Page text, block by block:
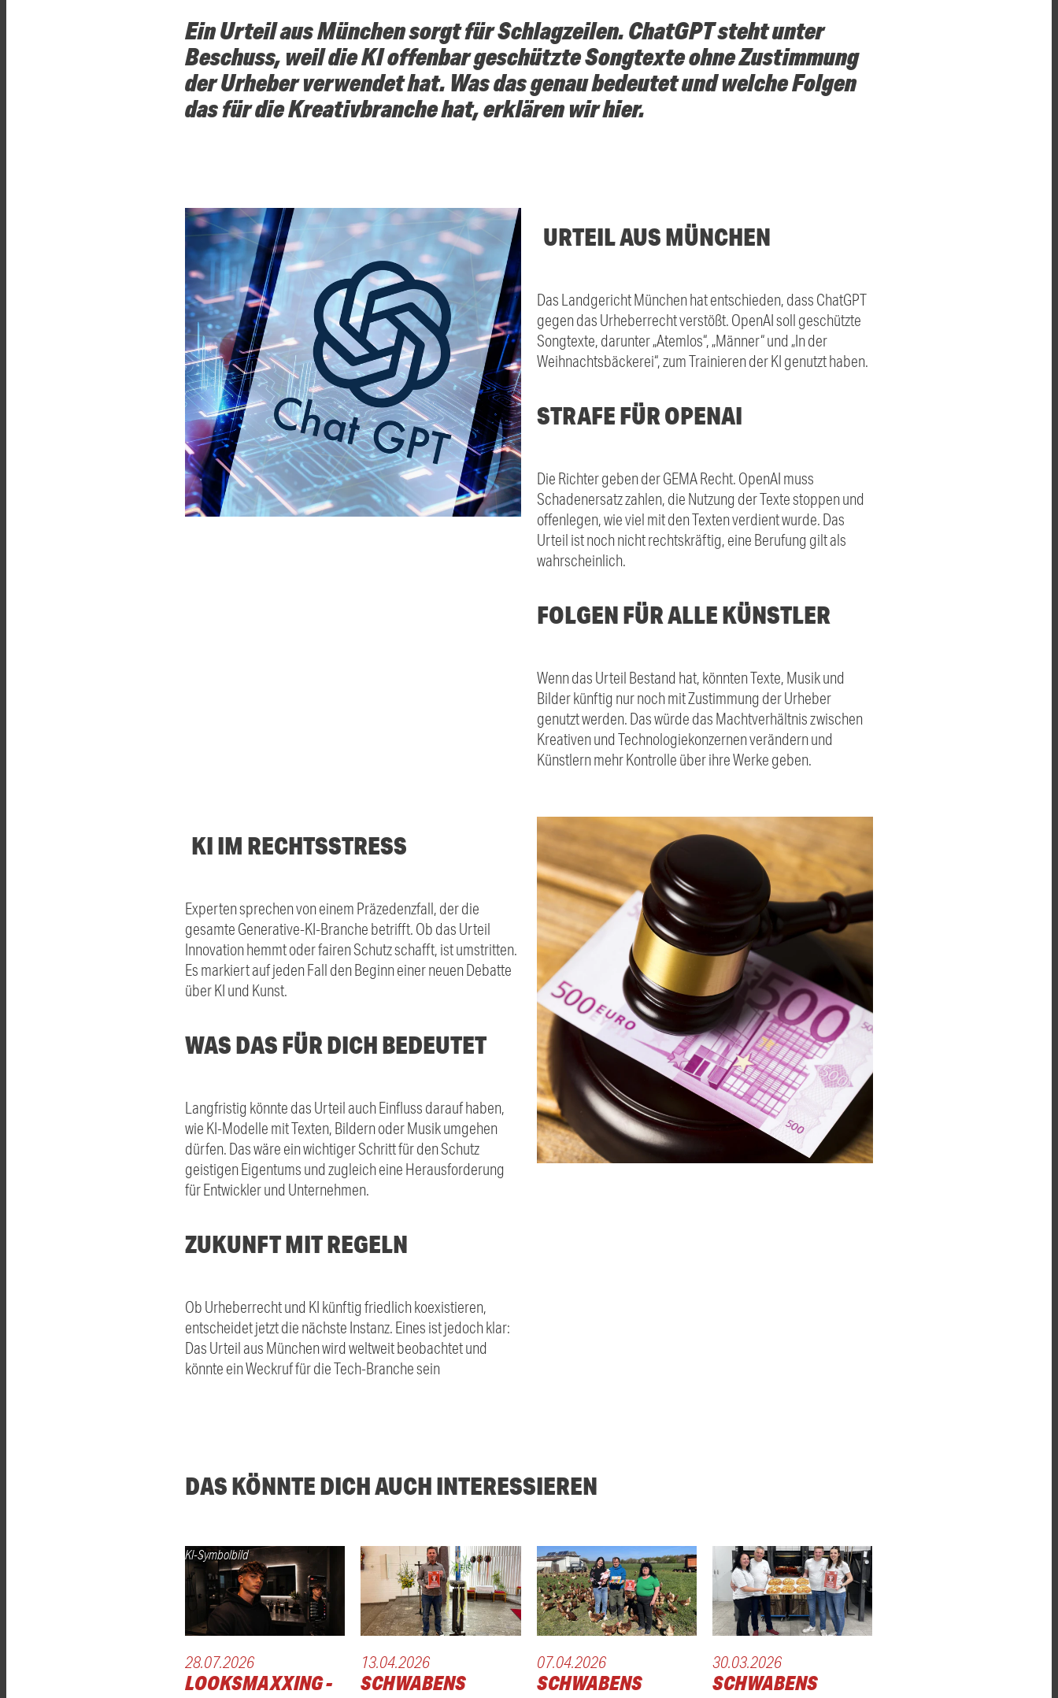
Ein Urteil aus München sorgt für Schlagzeilen. ChatGPT steht unter
Beschuss, weil die KI offenbar geschützte Songtexte ohne Zustimmung
der Urheber verwendet hat. Was das genau bedeutet und welche Folgen
das für die Kreativbranche hat, erklären wir hier.
URTEIL AUS MÜNCHEN
Das Landgericht München hat entschieden, dass ChatGPT
gegen das Urheberrecht verstößt. OpenAI soll geschützte
Songtexte, darunter „Atemlos“, „Männer“ und „In der
Weihnachtsbäckerei“, zum Trainieren der KI genutzt haben.
STRAFE FÜR OPENAI
Die Richter geben der GEMA Recht. OpenAI muss
Schadenersatz zahlen, die Nutzung der Texte stoppen und
offenlegen, wie viel mit den Texten verdient wurde. Das
Urteil ist noch nicht rechtskräftig, eine Berufung gilt als
wahrscheinlich.
FOLGEN FÜR ALLE KÜNSTLER
Wenn das Urteil Bestand hat, könnten Texte, Musik und
Bilder künftig nur noch mit Zustimmung der Urheber
genutzt werden. Das würde das Machtverhältnis zwischen
Kreativen und Technologiekonzernen verändern und
Künstlern mehr Kontrolle über ihre Werke geben.
KI IM RECHTSSTRESS
Experten sprechen von einem Präzedenzfall, der die
gesamte Generative-KI-Branche betrifft. Ob das Urteil
Innovation hemmt oder fairen Schutz schafft, ist umstritten.
Es markiert auf jeden Fall den Beginn einer neuen Debatte
über KI und Kunst.
WAS DAS FÜR DICH BEDEUTET
Langfristig könnte das Urteil auch Einfluss darauf haben,
wie KI-Modelle mit Texten, Bildern oder Musik umgehen
dürfen. Das wäre ein wichtiger Schritt für den Schutz
geistigen Eigentums und zugleich eine Herausforderung
für Entwickler und Unternehmen.
ZUKUNFT MIT REGELN
Ob Urheberrecht und KI künftig friedlich koexistieren,
entscheidet jetzt die nächste Instanz. Eines ist jedoch klar:
Das Urteil aus München wird weltweit beobachtet und
könnte ein Weckruf für die Tech-Branche sein
DAS KÖNNTE DICH AUCH INTERESSIEREN
KI-Symbolbild
28.07.2026
LOOKSMAXXING -
13.04.2026
SCHWABENS
07.04.2026
SCHWABENS
30.03.2026
SCHWABENS